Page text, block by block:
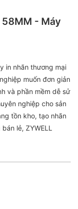
58MM - Máy
in nhãn thương mại
muốn đơn giản
và phần mềm dễ sử
nghiệp cho sản
tồn kho, tạo nhãn
lẻ, ZYWELL